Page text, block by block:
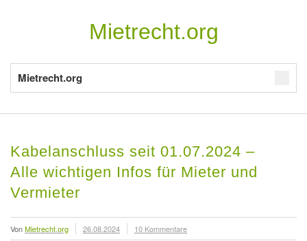
Mietrecht.org
Mietrecht.org
Kabelanschluss seit 01.07.2024 –
Alle wichtigen Infos für Mieter und
Vermieter
VonMietrecht.org 26.08.2024 10 Kommentare